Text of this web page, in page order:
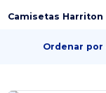
Camisetas Harriton
Ordenar por